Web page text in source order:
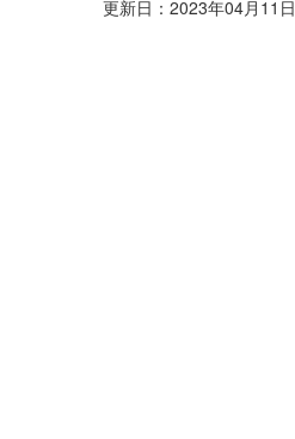
更新日：2023年04月11日